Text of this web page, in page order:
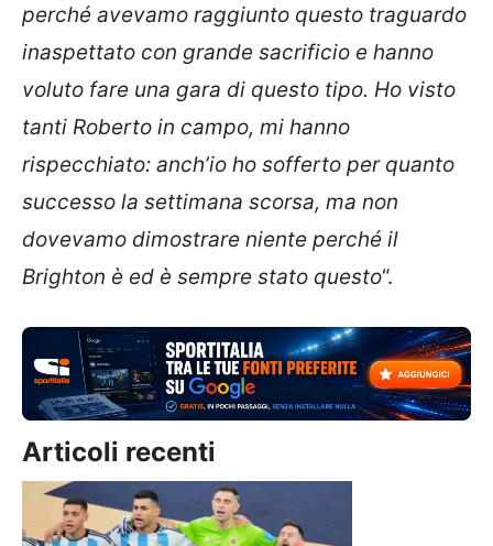
perché avevamo raggiunto questo traguardo
inaspettato con grande sacrificio e hanno
voluto fare una gara di questo tipo. Ho visto
tanti Roberto in campo, mi hanno
rispecchiato: anch’io ho sofferto per quanto
successo la settimana scorsa, ma non
dovevamo dimostrare niente perché il
Brighton è ed è sempre stato questo“.
Articoli recenti